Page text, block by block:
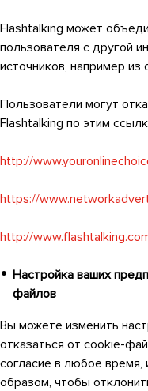
Flashtalking может
пользователя с другой
источников, например
Пользователи могут
Flashtalking по этим
http://
https://
http://
Настройка ваших
файлов
Вы можете изменить
отказаться от cookie-
согласие в любое время,
образом, чтобы